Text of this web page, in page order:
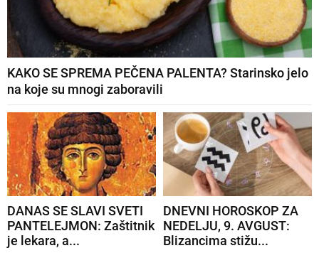
KAKO SE SPREMA PEČENA PALENTA? Starinsko jelo
na koje su mnogi zaboravili
DANAS SE SLAVI SVETI
PANTELEJMON: Zaštitnik
je lekara, a...
DNEVNI HOROSKOP ZA
NEDELJU, 9. AVGUST:
Blizancima stižu...